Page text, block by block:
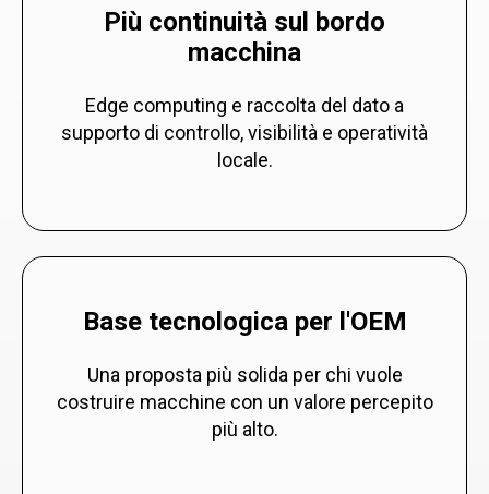
Più continuità sul bordo
macchina
Edge computing e raccolta del dato a
supporto di controllo, visibilità e operatività
locale.
Base tecnologica per l'OEM
Una proposta più solida per chi vuole
costruire macchine con un valore percepito
più alto.